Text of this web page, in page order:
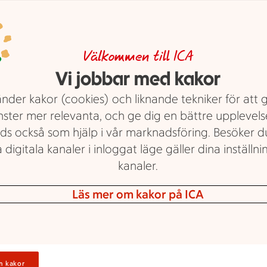
Räkor i lake MSC. ICA. 170 g.
176:47/kg u. spad. Ord.pris 36:07-
Visa erbjudande
Logga in för
dina
erbjudanden
Välkommen till ICA
Vi jobbar med kakor
kakor (cookies) och liknande tekniker för att
mer relevanta, och ge dig en bättre
också som hjälp i vår marknadsföring. Besöker
digitala kanaler i inloggat läge gäller dina
kanaler.
Läs mer om kakor på ICA
kakor